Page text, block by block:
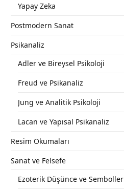
Yapay Zeka
Postmodern Sanat
Psikanaliz
Adler ve Bireysel Psikoloji
Freud ve Psikanaliz
Jung ve Analitik Psikoloji
Lacan ve Yapısal Psikanaliz
Resim Okumaları
Sanat ve Felsefe
Ezoterik Düşünce ve Semboller